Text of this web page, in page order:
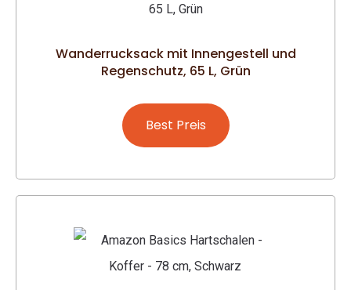
Wanderrucksack mit Innengestell und
Regenschutz, 65 L, Grün
Best Preis